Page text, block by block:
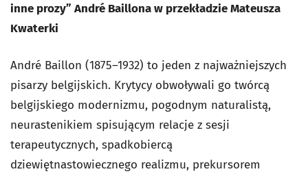
inne prozy” André Baillona w przekładzie Mateusza
Kwaterki
André Baillon (1875–1932) to jeden z najważniejszych
pisarzy belgijskich. Krytycy obwoływali go twórcą
belgijskiego modernizmu, pogodnym naturalistą,
neurastenikiem spisującym relacje z sesji
terapeutycznych, spadkobiercą
dziewiętnastowiecznego realizmu, prekursorem